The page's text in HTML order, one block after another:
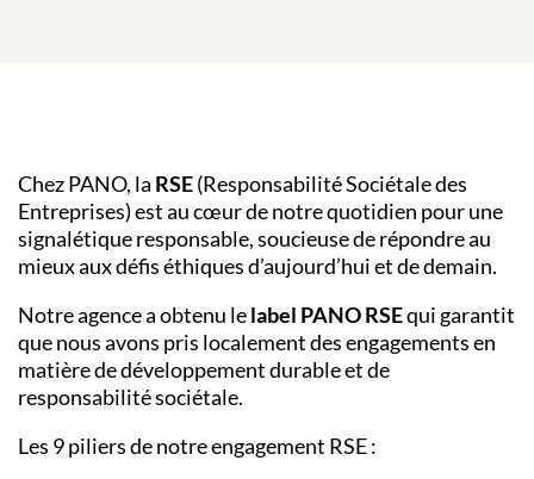
Chez PANO, la RSE(Responsabilité Sociétale des
Entreprises) est au cœur de notre quotidien pour une
signalétique responsable, soucieuse de répondre au
mieux aux défis éthiques d’aujourd’hui et de demain.
Notre agence a obtenu lelabel PANO RSEqui garantit
que nous avons pris localement des engagements en
matière de développement durable et de
responsabilité sociétale.
Les 9 piliers de notre engagement RSE :